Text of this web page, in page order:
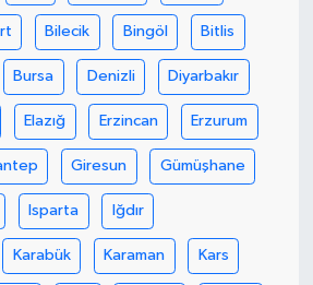
Bilecik Bingöl Bitlis
Bursa Denizli Diyarbakır
Elazığ Erzincan Erzurum
Giresun Gümüşhane
Isparta Iğdır
Karabük Karaman Kars